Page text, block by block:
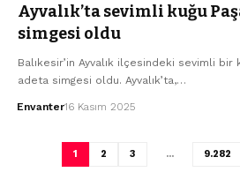
Ayvalık’ta sevimli kuğu
simgesi oldu
Balıkesir’in Ayvalık ilçesindeki sevimli bir
adeta simgesi oldu. Ayvalık’ta,…
Envanter16 Kasım 2025
1 2 3 … 9.282